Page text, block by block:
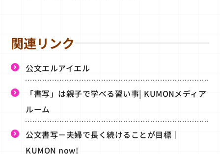
関連リンク
公文エルアイエル
「書写」は親子で学べる習い事| KUMONメディア
ルーム
公文書写－夫婦で長く続けることが目標｜
KUMON now!